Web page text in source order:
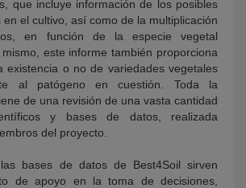
que incluye información de los posibles
el cultivo, así como de la multiplicación
en función de la especie vegetal
este informe también proporciona
existencia o no de variedades vegetales
al patógeno en cuestión. Toda la
de una revisión de una vasta cantidad
y bases de datos, realizada
del proyecto.
bases de datos de Best4Soil sirven
de apoyo en la toma de decisiones,